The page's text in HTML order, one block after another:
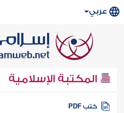
عربي
المكتبة الإسلامية